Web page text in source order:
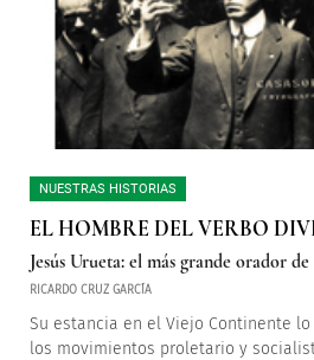
NUESTRAS HISTORIAS
EL HOMBRE DEL VERBO
Jesús Urueta: el más grande orador
RICARDO CRUZ GARCÍA
Su estancia en el Viejo Continente
los movimientos proletario y